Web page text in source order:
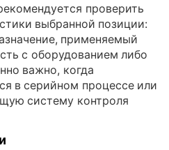
проверить
выбранной позиции:
применяемый
с оборудованием либо
важно, когда
в серийном процессе или
систему контроля